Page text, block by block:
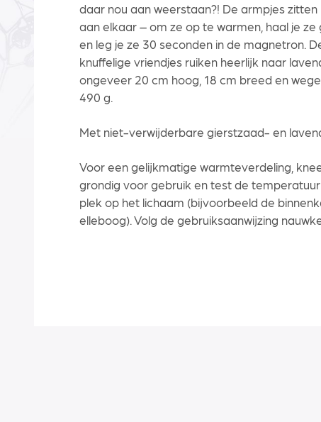
daar nou aan weerstaan?! De armpjes
aan elkaar – om ze op te warmen, haal je
en leg je ze 30 seconden in de magnetron.
knuffelige vriendjes ruiken heerlijk naar
ongeveer 20 cm hoog, 18 cm breed en
490 g.
Met niet-verwijderbare gierstzaad- en
Voor een gelijkmatige warmteverdeling,
grondig voor gebruik en test de
plek op het lichaam (bijvoorbeeld de
elleboog). Volg de gebruiksaanwijzing